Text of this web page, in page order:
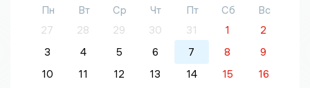
Пн Вт Ср Чт Пт Сб
Вс
27
28 29 30 31 1
2
3
4 5 6 7 8
9
10
11 12 13 14 15
16